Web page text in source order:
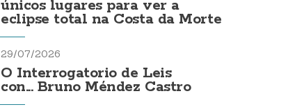
únicos lugares para ver a
eclipse total na Costa da Morte
29/07/2026
O Interrogatorio de Leis
con... Bruno Méndez Castro